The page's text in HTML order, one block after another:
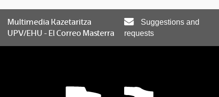
Multimedia Kazetaritza
UPV/EHU - El Correo Masterra
Suggestions and
requests